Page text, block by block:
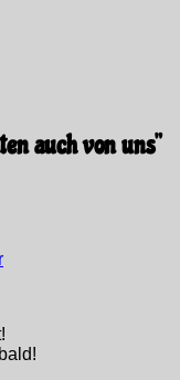
auch von uns”